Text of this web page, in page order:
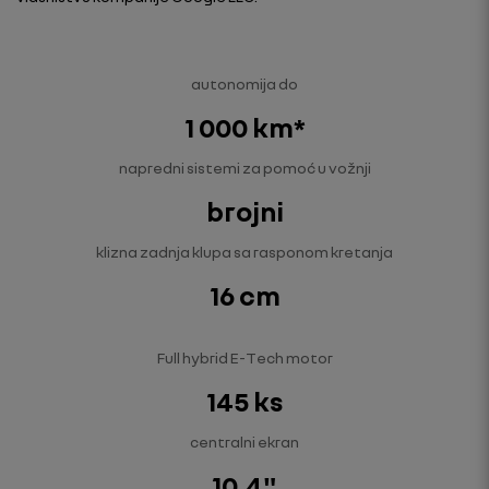
autonomija do
1 000 km*
napredni sistemi za pomoć u vožnji
brojni
klizna zadnja klupa sa rasponom kretanja
16 cm
Full hybrid E-Tech motor
145 ks
centralni ekran